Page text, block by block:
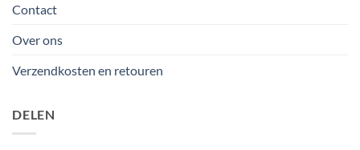
Contact
Over ons
Verzendkosten en retouren
DELEN